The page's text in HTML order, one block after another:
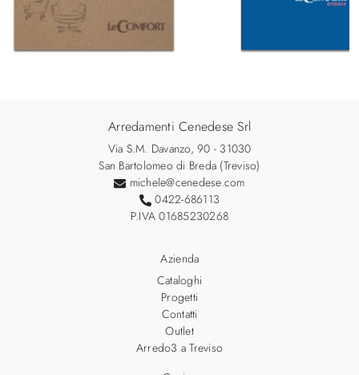
Arredamenti Cenedese Srl
Via S.M. Davanzo, 90 - 31030
San Bartolomeo di Breda (Treviso)
michele@cenedese.com
0422-686113
P.IVA 01685230268
Azienda
Cataloghi
Progetti
Contatti
Outlet
Arredo3 a Treviso